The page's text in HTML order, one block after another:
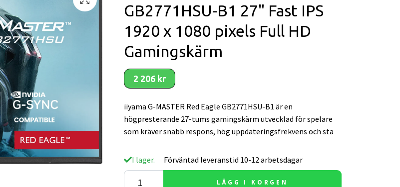
GB2771HSU-B1 27" Fast IPS
1920 x 1080 pixels Full HD
Gamingskärm
2 206 kr
iiyama G-MASTER Red Eagle GB2771HSU-B1 är en
högpresterande 27-tums gamingskärm utvecklad för spelare
som kräver snabb respons, hög uppdateringsfrekvens och sta
I lager. Förväntad leveranstid 10-12 arbetsdagar
LÄGG I KORGEN